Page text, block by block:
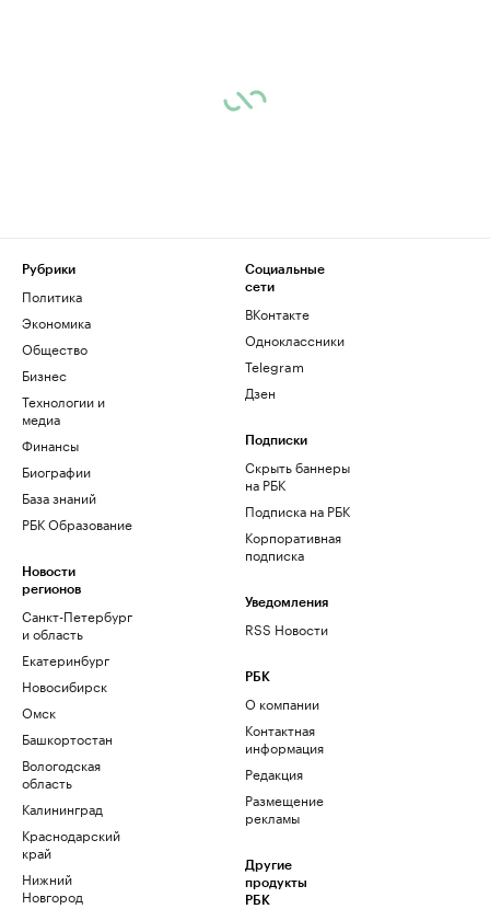
Рубрики
Политика
Экономика
Общество
Бизнес
Технологии и
медиа
Финансы
Биографии
База знаний
РБК Образование
Новости
регионов
Санкт-Петербург
и область
Екатеринбург
Новосибирск
Омск
Башкортостан
Вологодская
область
Калининград
Краснодарский
край
Нижний
Новгород
Социальные
сети
ВКонтакте
Одноклассники
Telegram
Дзен
Подписки
Скрыть баннеры
на РБК
Подписка на РБК
Корпоративная
подписка
Уведомления
RSS Новости
РБК
О компании
Контактная
информация
Редакция
Размещение
рекламы
Другие
продукты
РБК